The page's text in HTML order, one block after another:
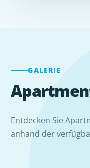
GALERIE
Entdecken Sie
anhand der